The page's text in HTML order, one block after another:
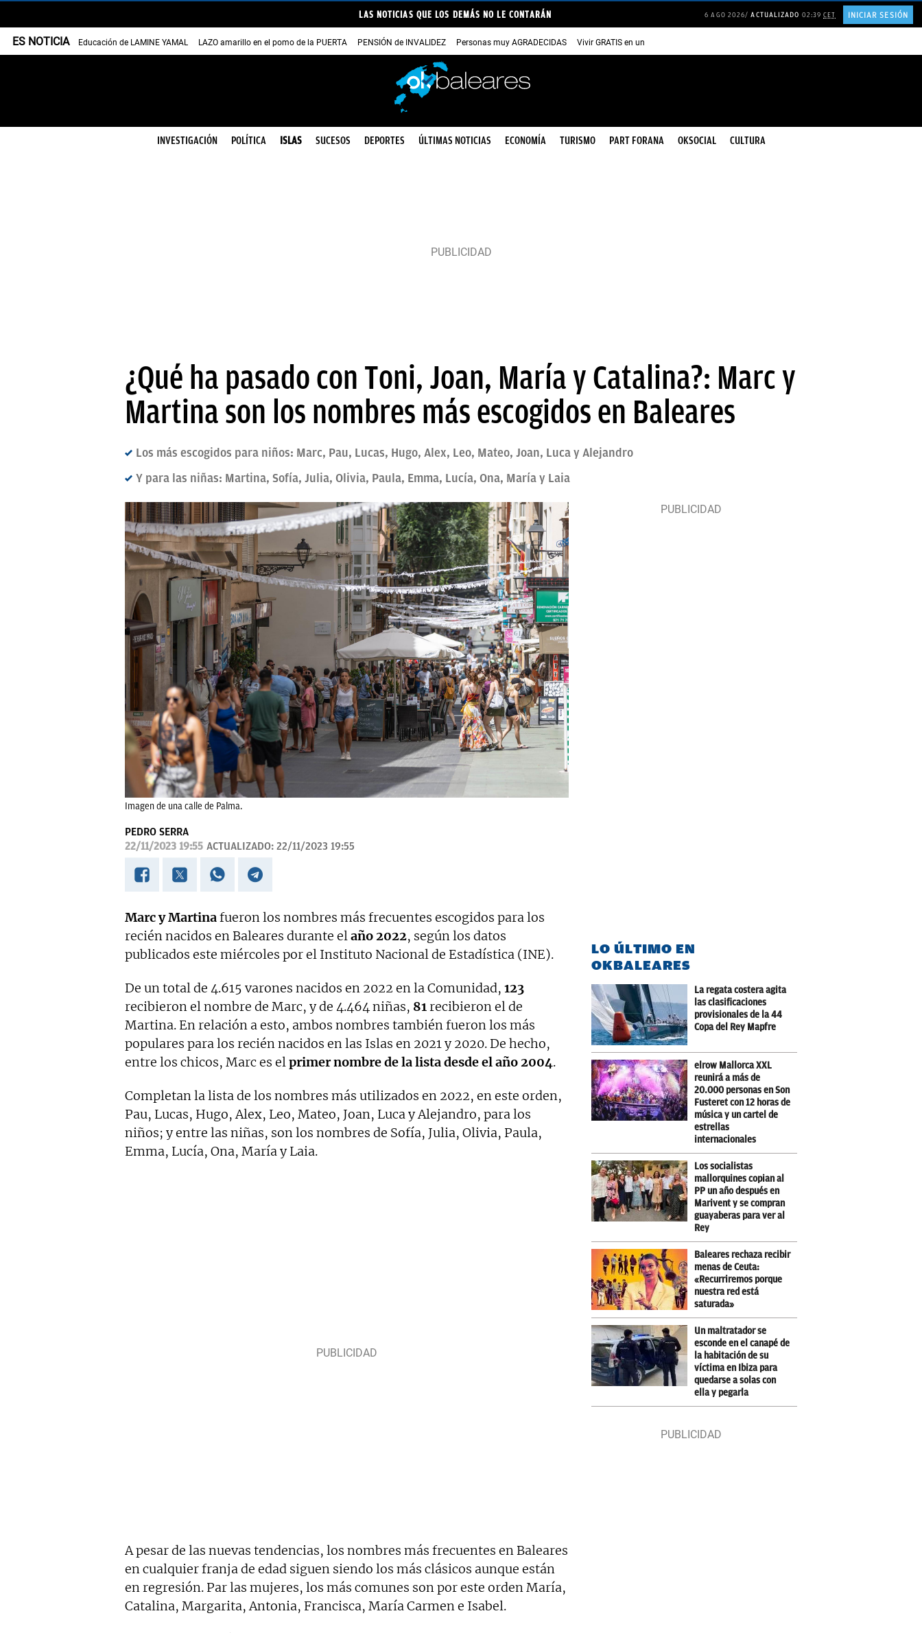
LAS NOTICIAS QUE LOS DEMÁS NO LE CONTARÁN 6 AGO 2026 ACTUALIZADO 02:39CET INICIAR SESIÓN
ES NOTICIA Educación de LAMINE YAMAL LAZO amarillo en el pomo de la PUERTA PENSIÓN de INVALIDEZ Personas muy AGRADECIDAS Vivir GRATIS en una ISLA en GRECIA
INVESTIGACIÓN POLÍTICA ISLAS SUCESOS DEPORTES ÚLTIMAS NOTICIAS ECONOMÍA TURISMO PART FORANA OKSOCIAL CULTURA
¿Qué ha pasado con Toni, Joan, María y Catalina?: Marc y
Martina son los nombres más escogidos en Baleares
Los más escogidos para niños: Marc, Pau, Lucas, Hugo, Alex, Leo, Mateo, Joan, Luca y Alejandro
Y para las niñas: Martina, Sofía, Julia, Olivia, Paula, Emma, Lucía, Ona, María y Laia
Imagen de una calle de Palma.
PEDRO SERRA
22/11/2023 19:55 ACTUALIZADO: 22/11/2023 19:55
Marc y Martinafueron los nombres más frecuentes escogidos para los
recién nacidos en Baleares durante elaño2022, según los datos
publicados este miércoles por el Instituto Nacional de Estadística (INE).
De un total de 4.615 varones nacidos en 2022 en la Comunidad, 123
recibieron el nombre de Marc, y de 4.464 niñas, 81recibieron el de
Martina. En relación a esto, ambos nombres también fueron los más
populares para los recién nacidos en las Islas en 2021 y 2020. De hecho,
entre los chicos, Marc es elprimer nombre de la lista desde el año 2004.
Completan la lista de los nombres más utilizados en 2022, en este orden,
Pau, Lucas, Hugo, Alex, Leo, Mateo, Joan, Luca y Alejandro, para los
niños; y entre las niñas, son los nombres de Sofía, Julia, Olivia, Paula,
Emma, Lucía, Ona, María y Laia.
A pesar de las nuevas tendencias, los nombres más frecuentes en Baleares
en cualquier franja de edad siguen siendo los más clásicos aunque están
en regresión. Par las mujeres, los más comunes son por este orden María,
Catalina, Margarita, Antonia, Francisca, María Carmen e Isabel.
LO ÚLTIMO EN
OKBALEARES
La regata costera agita
las clasificaciones
provisionales de la 44
Copa del Rey Mapfre
elrow Mallorca XXL
reunirá a más de
20.000 personas en Son
Fusteret con 12 horas de
música y un cartel de
estrellas
internacionales
Los socialistas
mallorquines copian al
PP un año después en
Marivent y se compran
guayaberas para ver al
Rey
Baleares rechaza recibir
menas de Ceuta:
«Recurriremos porque
nuestra red está
saturada»
Un maltratador se
esconde en el canapé de
la habitación de su
víctima en Ibiza para
quedarse a solas con
ella y pegarla